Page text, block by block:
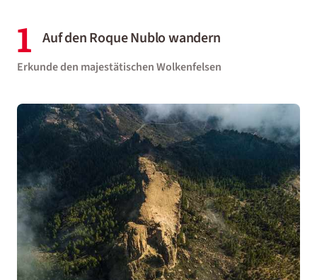
1 Auf den Roque Nublo wandern
Erkunde den majestätischen Wolkenfelsen